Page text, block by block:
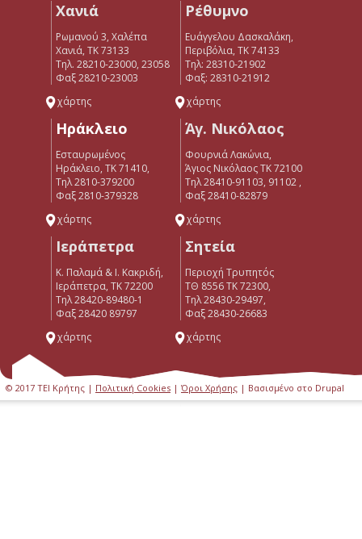
Χανιά
Ρωμανού 3, Χαλέπα
Χανιά, ΤΚ 73133
Τηλ. 28210-23000, 23058
Φαξ 28210-23003
χάρτης
Ρέθυμνο
Ευάγγελου Δασκαλάκη,
Περιβόλια, ΤΚ 74133
Tηλ: 28310-21902
Φαξ: 28310-21912
χάρτης
Ηράκλειο
Εσταυρωμένος
Ηράκλειο, ΤΚ 71410,
Τηλ 2810-379200
Φαξ 2810-379328
χάρτης
Άγ. Νικόλαος
Φουρνιά Λακώνια,
Άγιος Νικόλαος ΤΚ 72100
Τηλ 28410-91103, 91102 ,
Φαξ 28410-82879
χάρτης
Ιεράπετρα
Κ. Παλαμά & Ι. Κακριδή,
Ιεράπετρα, ΤΚ 72200
Tηλ 28420-89480-1
Φαξ 28420 89797
χάρτης
Σητεία
Περιοχή Τρυπητός
ΤΘ 8556 ΤΚ 72300,
Τηλ 28430-29497,
Φαξ 28430-26683
χάρτης
© 2017 ΤΕΙ Κρήτης | Πολιτική Cookies | Όροι Χρήσης | Βασισμένο στο Drupal